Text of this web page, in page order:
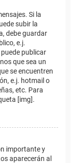
Si la
subir la
debe guardar
e.j.
publicar
que sea un
se encuentren
e.j. hotmail o
etc. Para
[img].
importante y
aparecerán al